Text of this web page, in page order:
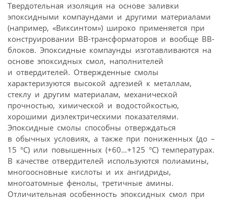
Твердотельная изоляция на основе заливки
эпоксидными компаундами и другими материалами
(например, «Виксинтом») широко применяется при
конструировании ВВ-трансформаторов и вообще ВВ-
блоков. Эпоксидные компаунды изготавливаются на
основе эпоксидных смол, наполнителей
и отвердителей. Отвержденные смолы
характеризуются высокой адгезией к металлам,
стеклу и другим материалам, механической
прочностью, химической и водостойкостью,
хорошими диэлектрическими показателями.
Эпоксидные смолы способны отверждаться
в обычных условиях, а также при пониженных (до –
15 °С) или повышенных (+60…+125 °С) температурах.
В качестве отвердителей используются полиамины,
многоосновные кислоты и их ангидриды,
многоатомные фенолы, третичные амины.
Отличительная особенность эпоксидных смол при